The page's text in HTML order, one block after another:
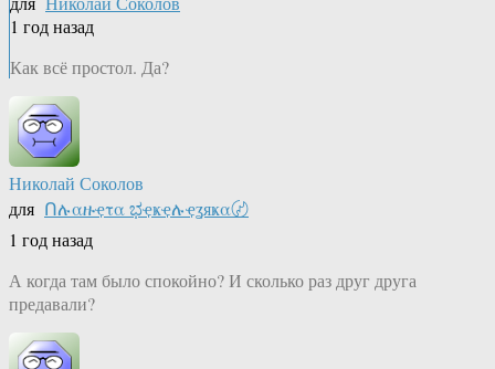
1 год назад
Как всё простол. Да?
Николай Соколов
для Ոሉαዙҿτα ಭҿҝҿሉҿʓяҝα〄
1 год назад
А когда там было спокойно? И сколько раз друг друга
предавали?